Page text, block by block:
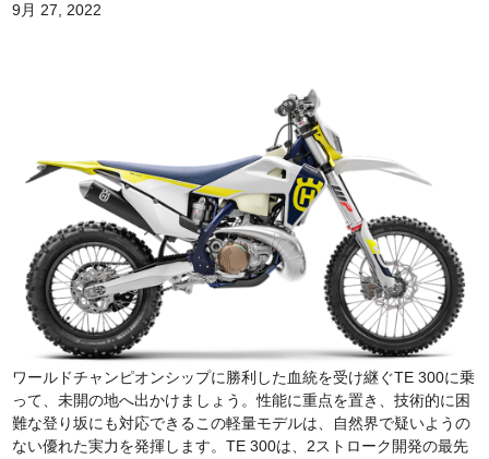
9月 27, 2022
ワールドチャンピオンシップに勝利した血統を受け継ぐTE 300に乗
って、未開の地へ出かけましょう。性能に重点を置き、技術的に困
難な登り坂にも対応できるこの軽量モデルは、自然界で疑いようの
ない優れた実力を発揮します。TE 300は、2ストローク開発の最先